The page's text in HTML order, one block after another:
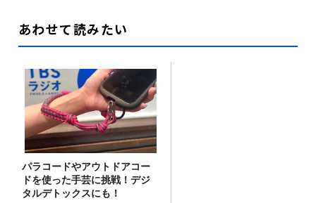
あわせて読みたい
パラコードやアウトドアコー
ドを使った手芸に挑戦！デジ
タルデトックスにも！